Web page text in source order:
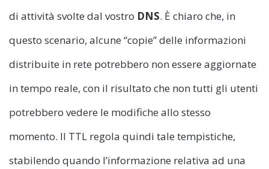
di attività svolte dal vostro DNS. È chiaro che, in
questo scenario, alcune “copie” delle informazioni
distribuite in rete potrebbero non essere aggiornate
in tempo reale, con il risultato che non tutti gli utenti
potrebbero vedere le modifiche allo stesso
momento. Il TTL regola quindi tale tempistiche,
stabilendo quando l’informazione relativa ad una